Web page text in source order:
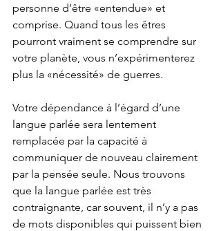
personne d’être «entendue» et
comprise. Quand tous les êtres
pourront vraiment se comprendre sur
votre planète, vous n’expérimenterez
plus la «nécessité» de guerres.
Votre dépendance à l’égard d’une
langue parlée sera lentement
remplacée par la capacité à
communiquer de nouveau clairement
par la pensée seule. Nous trouvons
que la langue parlée est très
contraignante, car souvent, il n’y a pas
de mots disponibles qui puissent bien